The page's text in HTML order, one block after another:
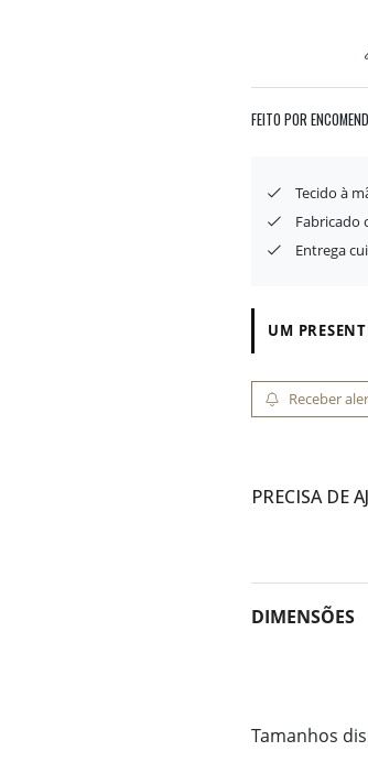
FEITO POR
Tecido à
Fabricado
Entrega
UM
Receber
PRECISA DE
DIMENSÕES
Tamanhos